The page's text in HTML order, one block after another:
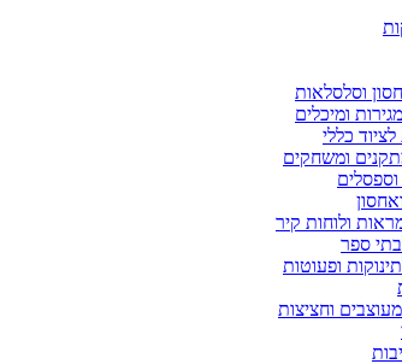
וסלסלאות
ומיכלים
כללי
ומשחקים
ולוחות קיר
ספר
ופעוטות
וחציצות